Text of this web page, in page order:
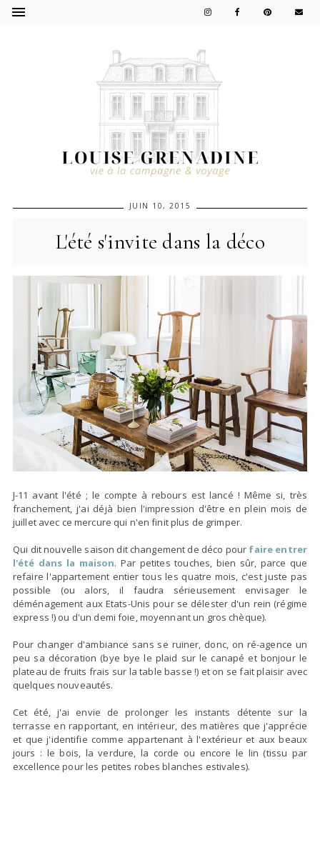
JUIN 10, 2015
L'été s'invite dans la déco
J-11 avant l'été ; le compte à rebours est lancé ! Même si, très
franchement, j'ai déjà bien l'impression d'être en plein mois de
juillet avec ce mercure qui n'en finit plus de grimper.
Qui dit nouvelle saison dit changement de déco pour faire entrer
l'été dans la maison. Par petites touches, bien sûr, parce que
refaire l'appartement entier tous les quatre mois, c'est juste pas
possible (ou alors, il faudra sérieusement envisager le
déménagement aux Etats-Unis pour se délester d'un rein (régime
express !) ou d'un demi foie, moyennant un gros chèque).
Pour changer d'ambiance sans se ruiner, donc, on ré-agence un
peu sa décoration (bye bye le plaid sur le canapé et bonjour le
plateau de fruits frais sur la table basse !) et on se fait plaisir avec
quelques nouveautés.
Cet été, j'ai envie de prolonger les instants détente sur la
terrasse en rapportant, en intérieur, des matières que j'apprécie
et que j'identifie comme appartenant à l'extérieur et aux beaux
jours : le bois, la verdure, la corde ou encore le lin (tissu par
excellence pour les petites robes blanches estivales).